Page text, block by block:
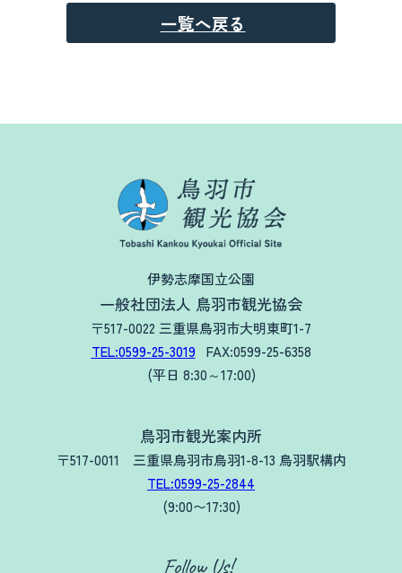
一覧へ戻る
伊勢志摩国立公園
一般社団法人 鳥羽市観光協会
〒517-0022 三重県鳥羽市大明東町1-7
TEL:0599-25-3019
FAX:0599-25-6358
(平日 8:30～17:00)
鳥羽市観光案内所
〒517-0011 三重県鳥羽市鳥羽1-8-13 鳥羽駅構内
TEL:0599-25-2844
(9:00〜17:30)